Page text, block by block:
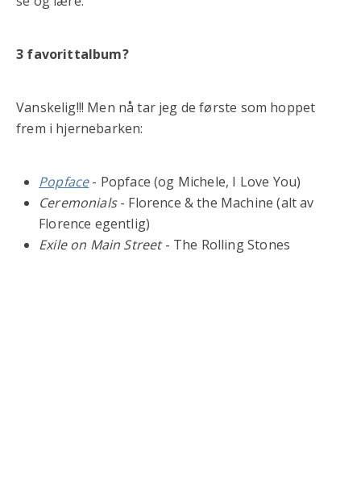
3 favorittalbum?
Vanskelig!!! Men nå tar jeg de første som hoppet
frem i hjernebarken:
Popface - Popface (og Michele, I Love You)
Ceremonials- Florence & the Machine (alt av
Florence egentlig)
Exile on Main Street- The Rolling Stones